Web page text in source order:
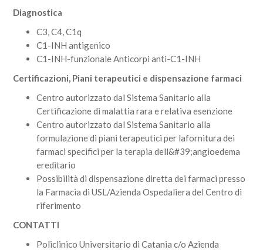
Diagnostica
C3, C4, C1q
C1-INH antigenico
C1-INH-funzionale Anticorpi anti-C1-INH
Certificazioni, Piani terapeutici e dispensazione farmaci
Centro autorizzato dal Sistema Sanitario alla
Certificazione di malattia rara e relativa esenzione
Centro autorizzato dal Sistema Sanitario alla
formulazione di piani terapeutici per lafornitura dei
farmaci specifici per la terapia dell&#39;angioedema
ereditario
Possibilità di dispensazione diretta dei farmaci presso
la Farmacia di USL/Azienda Ospedaliera del Centro di
riferimento
CONTATTI
Policlinico Universitario di Catania c/o Azienda